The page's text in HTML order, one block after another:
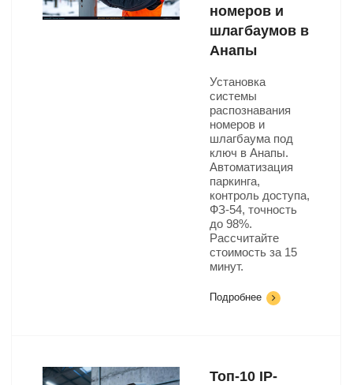
номеров и
шлагбаумов в
Анапы
Установка
системы
распознавания
номеров и
шлагбаума под
ключ в Анапы.
Автоматизация
паркинга,
контроль доступа,
ФЗ-54, точность
до 98%.
Рассчитайте
стоимость за 15
минут.
Подробнее
Топ-10 IP-